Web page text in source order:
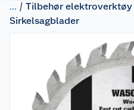
... Tilbehør elektroverktøy
Sirkelsagblader